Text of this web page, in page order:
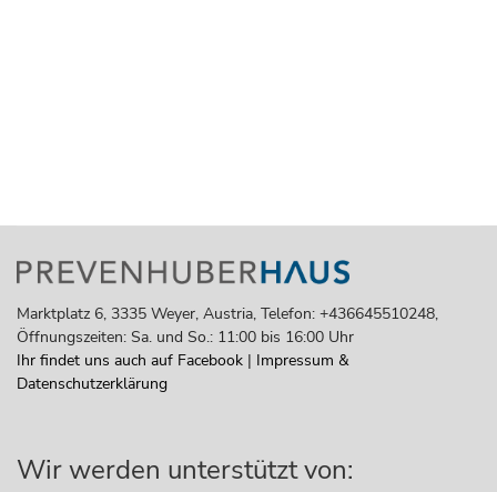
Marktplatz 6, 3335 Weyer, Austria, Telefon: +436645510248,
Öffnungszeiten: Sa. und So.: 11:00 bis 16:00 Uhr
Ihr findet uns auch auf Facebook | Impressum &
Datenschutzerklärung
Wir werden unterstützt von: